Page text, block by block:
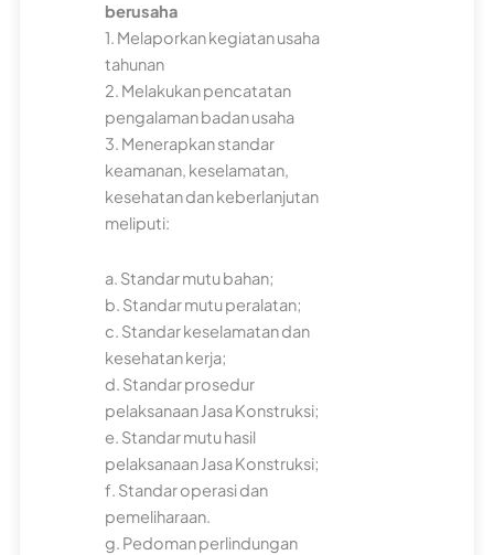
berusaha
1. Melaporkan kegiatan usaha
tahunan
2. Melakukan pencatatan
pengalaman badan usaha
3. Menerapkan standar
keamanan, keselamatan,
kesehatan dan keberlanjutan
meliputi:
a. Standar mutu bahan;
b. Standar mutu peralatan;
c. Standar keselamatan dan
kesehatan kerja;
d. Standar prosedur
pelaksanaan Jasa Konstruksi;
e. Standar mutu hasil
pelaksanaan Jasa Konstruksi;
f. Standar operasi dan
pemeliharaan.
g. Pedoman perlindungan